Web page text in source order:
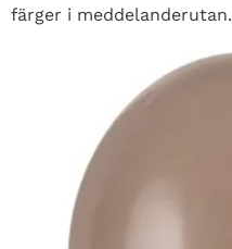
färger i meddelanderutan.